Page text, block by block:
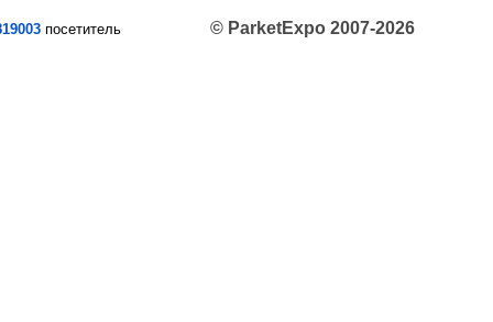
посетитель © ParketExpo 2007-2026